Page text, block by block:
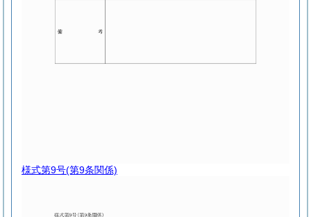
様式第9号(第9条関係)